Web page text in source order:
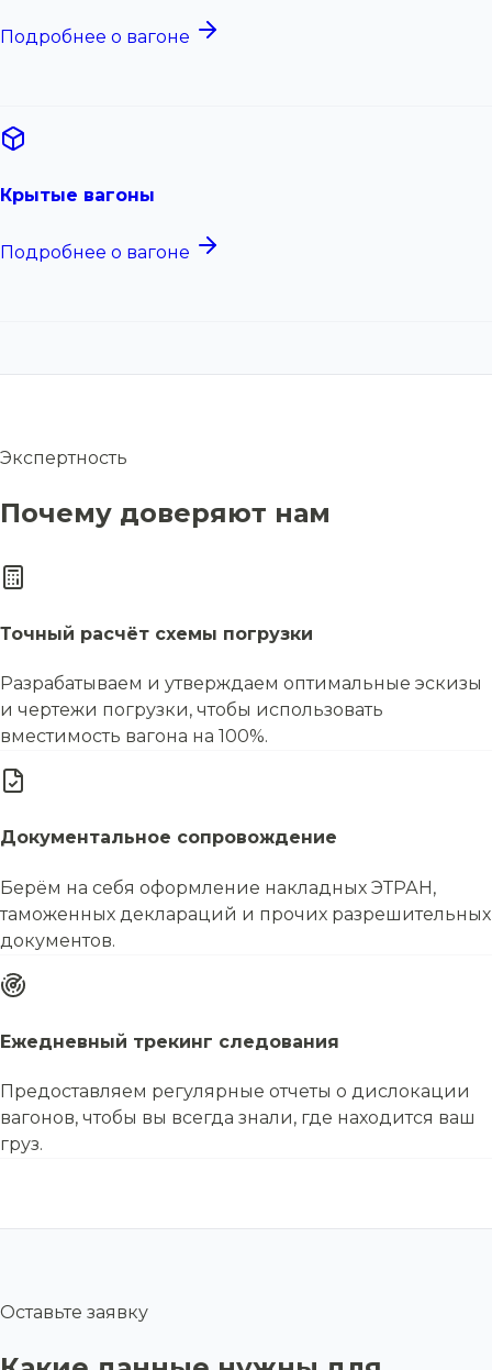
Подробнее о вагоне
Крытые вагоны
Подробнее о вагоне
Экспертность
Почему доверяют нам
Точный расчёт схемы погрузки
Разрабатываем и утверждаем оптимальные эскизы
и чертежи погрузки, чтобы использовать
вместимость вагона на 100%.
Документальное сопровождение
Берём на себя оформление накладных ЭТРАН,
таможенных деклараций и прочих разрешительных
документов.
Ежедневный трекинг следования
Предоставляем регулярные отчеты о дислокации
вагонов, чтобы вы всегда знали, где находится ваш
груз.
Оставьте заявку